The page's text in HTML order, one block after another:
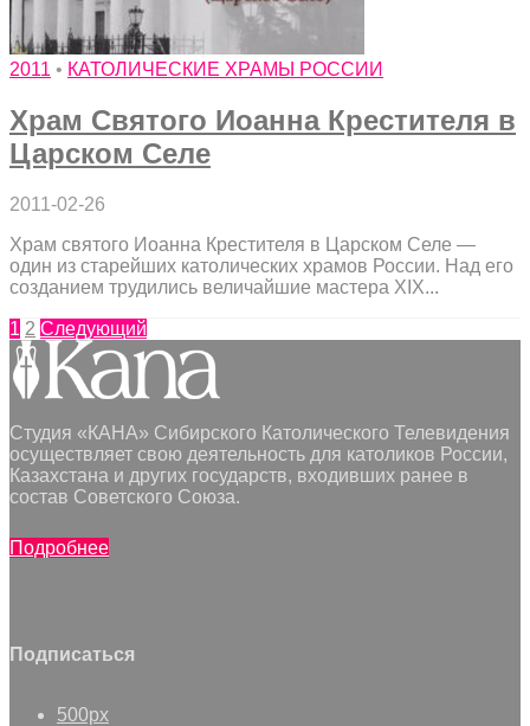
2011 • КАТОЛИЧЕСКИЕ ХРАМЫ РОССИИ
Храм Святого Иоанна Крестителя в
Царском Селе
2011-02-26
Храм святого Иоанна Крестителя в Царском Селе —
один из старейших католических храмов России. Над его
созданием трудились величайшие мастера XIX...
1 2 Следующий
Студия «КАНА» Сибирского Католического Телевидения
осуществляет свою деятельность для католиков России,
Казахстана и других государств, входивших ранее в
состав Советского Союза.
Подробнее
Подписаться
500px